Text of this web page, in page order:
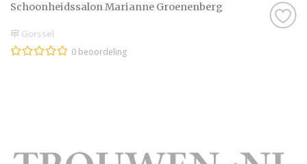
Schoonheidssalon Marianne Groenenberg
Gorssel
0 beoordeling